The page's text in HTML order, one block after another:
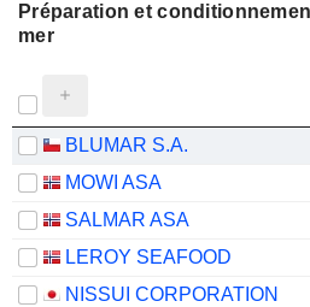
Préparation et
mer
BLUMAR S.A.
MOWI ASA
SALMAR ASA
LEROY SEAFOOD
NISSUI CORPORATION